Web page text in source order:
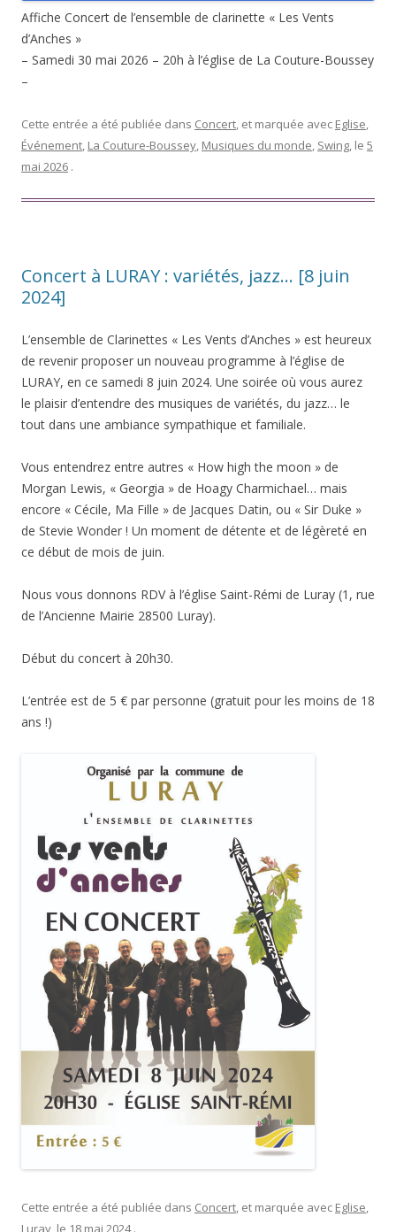
Affiche Concert de l’ensemble de clarinette « Les Vents
d’Anches »
– Samedi 30 mai 2026 – 20h à l’église de La Couture-Boussey
–
Cette entrée a été publiée dans Concert, et marquée avec Eglise,
Événement, La Couture-Boussey, Musiques du monde, Swing, le 5
mai 2026 .
Concert à LURAY : variétés, jazz… [8 juin
2024]
L’ensemble de Clarinettes « Les Vents d’Anches » est heureux
de revenir proposer un nouveau programme à l’église de
LURAY, en ce samedi 8 juin 2024. Une soirée où vous aurez
le plaisir d’entendre des musiques de variétés, du jazz… le
tout dans une ambiance sympathique et familiale.
Vous entendrez entre autres « How high the moon » de
Morgan Lewis, « Georgia » de Hoagy Charmichael… mais
encore « Cécile, Ma Fille » de Jacques Datin, ou « Sir Duke »
de Stevie Wonder ! Un moment de détente et de légèreté en
ce début de mois de juin.
Nous vous donnons RDV à l’église Saint-Rémi de Luray (1, rue
de l’Ancienne Mairie 28500 Luray).
Début du concert à 20h30.
L’entrée est de 5 € par personne (gratuit pour les moins de 18
ans !)
Cette entrée a été publiée dans Concert, et marquée avec Eglise,
Luray , le 18 mai 2024 .